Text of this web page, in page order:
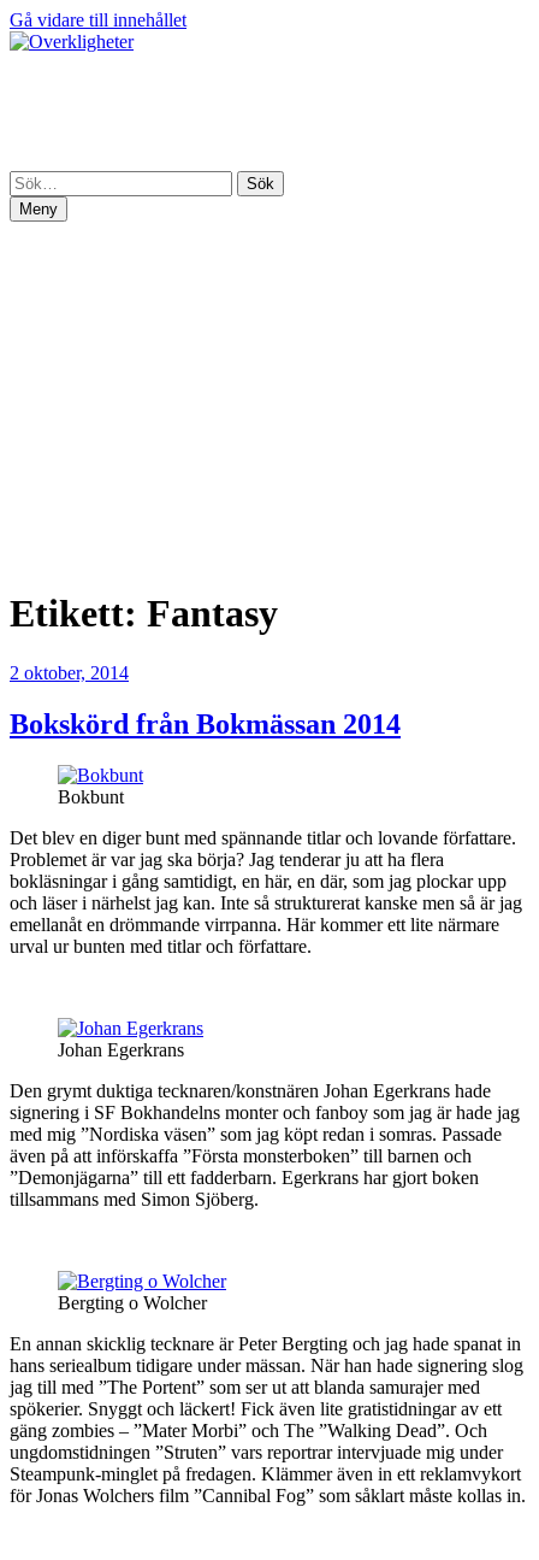
Gå vidare till innehållet
Meny
Etikett: Fantasy
2 oktober, 2014
Bokskörd från Bokmässan 2014
Bokbunt
Det blev en diger bunt med spännande titlar och lovande författare.
Problemet är var jag ska börja? Jag tenderar ju att ha flera
bokläsningar i gång samtidigt, en här, en där, som jag plockar upp
och läser i närhelst jag kan. Inte så strukturerat kanske men så är jag
emellanåt en drömmande virrpanna. Här kommer ett lite närmare
urval ur bunten med titlar och författare.
Johan Egerkrans
Den grymt duktiga tecknaren/konstnären Johan Egerkrans hade
signering i SF Bokhandelns monter och fanboy som jag är hade jag
med mig ”Nordiska väsen” som jag köpt redan i somras. Passade
även på att införskaffa ”Första monsterboken” till barnen och
”Demonjägarna” till ett fadderbarn. Egerkrans har gjort boken
tillsammans med Simon Sjöberg.
Bergting o Wolcher
En annan skicklig tecknare är Peter Bergting och jag hade spanat in
hans seriealbum tidigare under mässan. När han hade signering slog
jag till med ”The Portent” som ser ut att blanda samurajer med
spökerier. Snyggt och läckert! Fick även lite gratistidningar av ett
gäng zombies – ”Mater Morbi” och The ”Walking Dead”. Och
ungdomstidningen ”Struten” vars reportrar intervjuade mig under
Steampunk-minglet på fredagen. Klämmer även in ett reklamvykort
för Jonas Wolchers film ”Cannibal Fog” som såklart måste kollas in.